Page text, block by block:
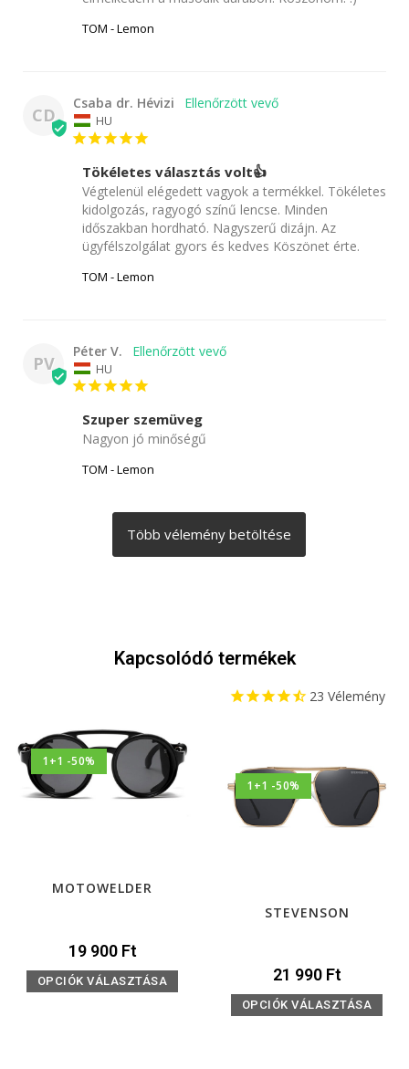
TOM - Lemon
CD
Csaba dr. Hévizi
HU
Tökéletes választás volt👍
Végtelenül elégedett vagyok a termékkel. Tökéletes
kidolgozás, ragyogó színű lencse. Minden
időszakban hordható. Nagyszerű dizájn. Az
ügyfélszolgálat gyors és kedves Köszönet érte.
TOM - Lemon
PV
Péter V.
HU
Szuper szemüveg
Nagyon jó minőségű
TOM - Lemon
Kapcsolódó termékek
1+1 -50%
MOTOWELDER
19 900 Ft
OPCIÓK VÁLASZTÁSA
23 Vélemény
1+1 -50%
STEVENSON
21 990 Ft
OPCIÓK VÁLASZTÁSA